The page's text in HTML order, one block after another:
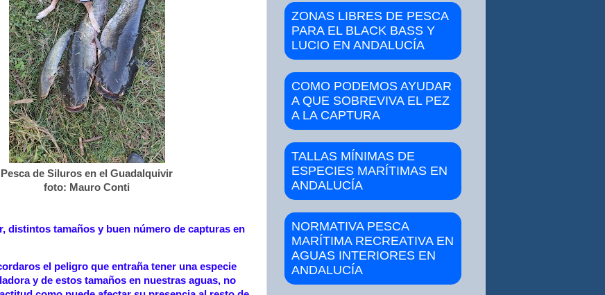
Pesca de Siluros en el Guadalquivir
foto: Mauro Conti
distintos tamaños y buen número de capturas en
el peligro que entraña tener una especie
y de estos tamaños en nuestras aguas, no
ZONAS LIBRES DE PESCA
PARA EL BLACK BASS Y
LUCIO EN ANDALUCÍA
COMO PODEMOS AYUDAR
A QUE SOBREVIVA EL PEZ
A LA CAPTURA
TALLAS MÍNIMAS DE
ESPECIES MARÍTIMAS EN
ANDALUCÍA
NORMATIVA PESCA
MARÍTIMA RECREATIVA EN
AGUAS INTERIORES EN
ANDALUCÍA